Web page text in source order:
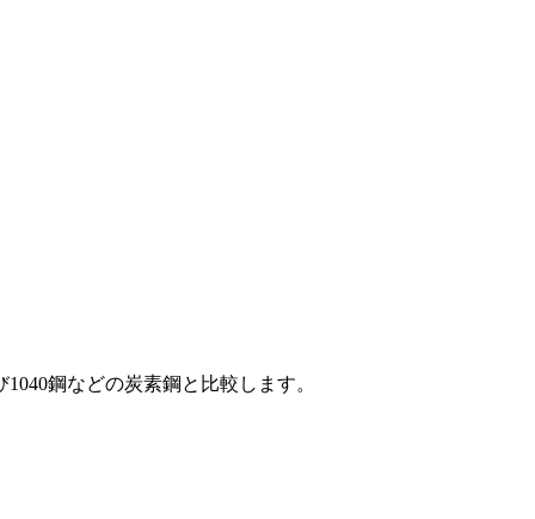
1040鋼などの炭素鋼と比較します。